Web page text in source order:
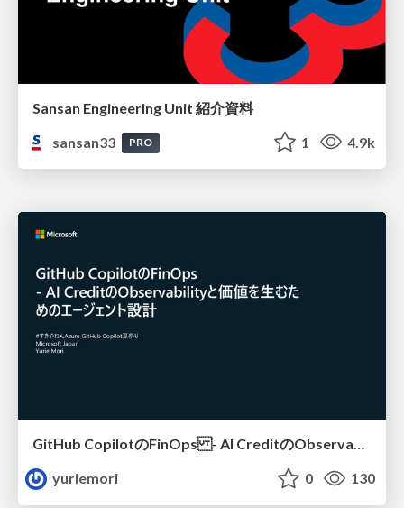
Sansan Engineering Unit 紹介資料
sansan33
PRO 1 4.9k
GitHub CopilotのFinOps - AI CreditのObservabilityと価値を生むためのエージェント設計
yuriemori
0 130